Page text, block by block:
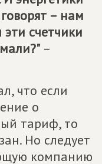
– нам
счетчики
–
что если
о
тариф, то
Но следует
компанию